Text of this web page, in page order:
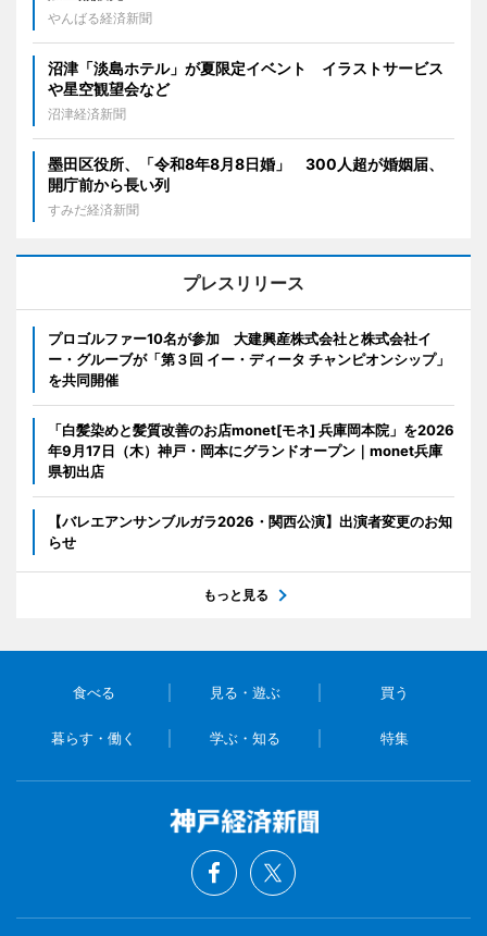
やんばる経済新聞
沼津「淡島ホテル」が夏限定イベント イラストサービス
や星空観望会など
沼津経済新聞
墨田区役所、「令和8年8月8日婚」 300人超が婚姻届、
開庁前から長い列
すみだ経済新聞
プレスリリース
プロゴルファー10名が参加 大建興産株式会社と株式会社イ
ー・グルーブが「第３回 イー・ディータ チャンピオンシップ」
を共同開催
「白髪染めと髪質改善のお店monet[モネ] 兵庫岡本院」を2026
年9月17日（木）神戸・岡本にグランドオープン｜monet兵庫
県初出店
【バレエアンサンブルガラ2026・関西公演】出演者変更のお知
らせ
もっと見る
食べる 見る・遊ぶ 買う
暮らす・働く 学ぶ・知る 特集